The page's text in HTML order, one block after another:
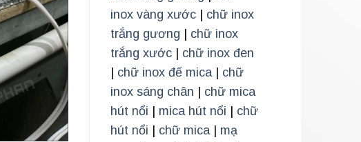
inox vàng xước| chữ inox
trắng gương
chữ inox
trắng xước| chữ inox đen
chữ inox đế mica| chữ
inox sáng chân
chữ mica
hút nổi
mica hút nổi
chữ
hút nổi
chữ mica| mạ